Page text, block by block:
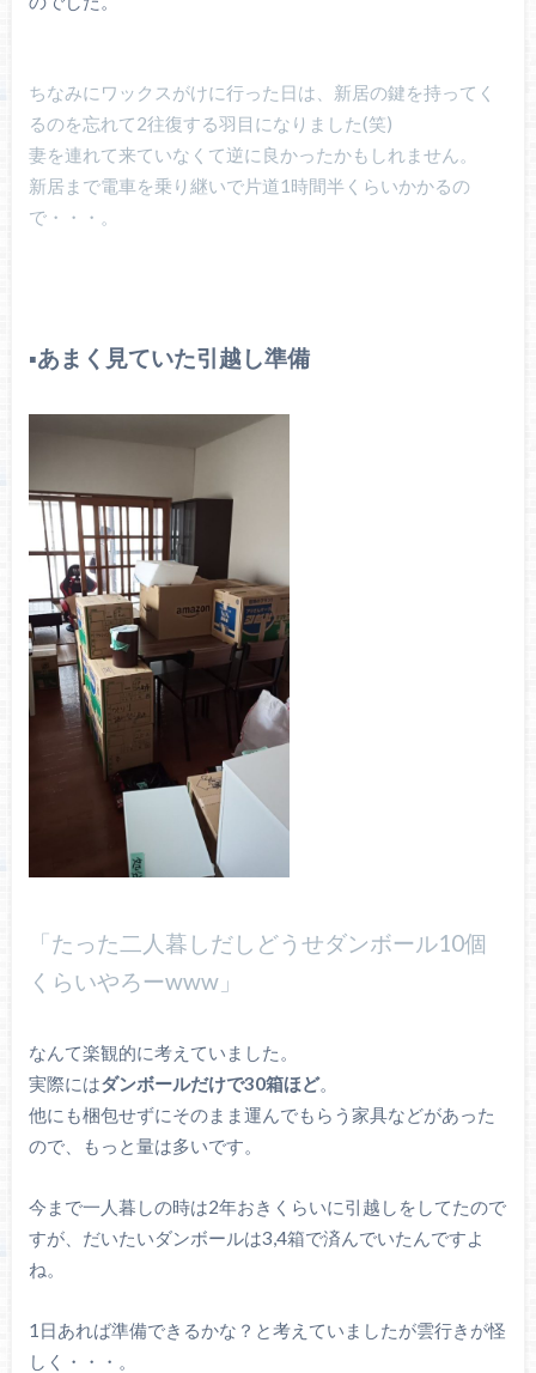
ちなみにワックスがけに行った日は、新居の鍵を持ってく
るのを忘れて2往復する羽目になりました(笑)
妻を連れて来ていなくて逆に良かったかもしれません。
新居まで電車を乗り継いで片道1時間半くらいかかるの
で・・・。
▪️あまく見ていた引越し準備
「たった二人暮しだしどうせダンボール10個
くらいやろーwww」
なんて楽観的に考えていました。
実際にはダンボールだけで30箱ほど。
他にも梱包せずにそのまま運んでもらう家具などがあった
ので、もっと量は多いです。
今まで一人暮しの時は2年おきくらいに引越しをしてたので
すが、だいたいダンボールは3,4箱で済んでいたんですよ
ね。
1日あれば準備できるかな？と考えていましたが雲行きが怪
しく・・・。